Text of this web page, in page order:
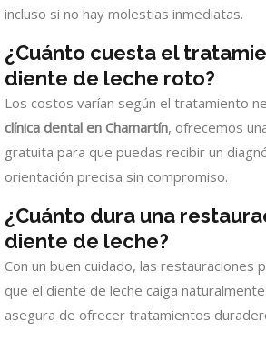
incluso si no hay molestias inmediatas.
¿Cuánto cuesta el
diente de leche roto?
Los costos varían según el tratamiento
clínica dental en Chamartín, ofrecemos
gratuita para que puedas recibir un
orientación precisa sin compromiso.
¿Cuánto dura una
diente de leche?
Con un buen cuidado, las restauraciones
que el diente de leche caiga
asegura de ofrecer tratamientos